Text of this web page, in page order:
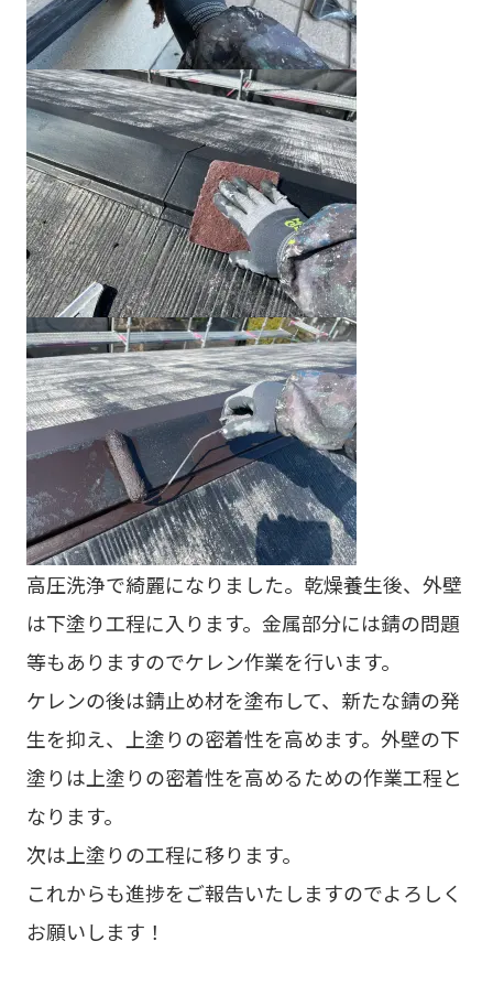
高圧洗浄で綺麗になりました。乾燥養生後、外壁
は下塗り工程に入ります。金属部分には錆の問題
等もありますのでケレン作業を行います。
ケレンの後は錆止め材を塗布して、新たな錆の発
生を抑え、上塗りの密着性を高めます。外壁の下
塗りは上塗りの密着性を高めるための作業工程と
なります。
次は上塗りの工程に移ります。
これからも進捗をご報告いたしますのでよろしく
お願いします！